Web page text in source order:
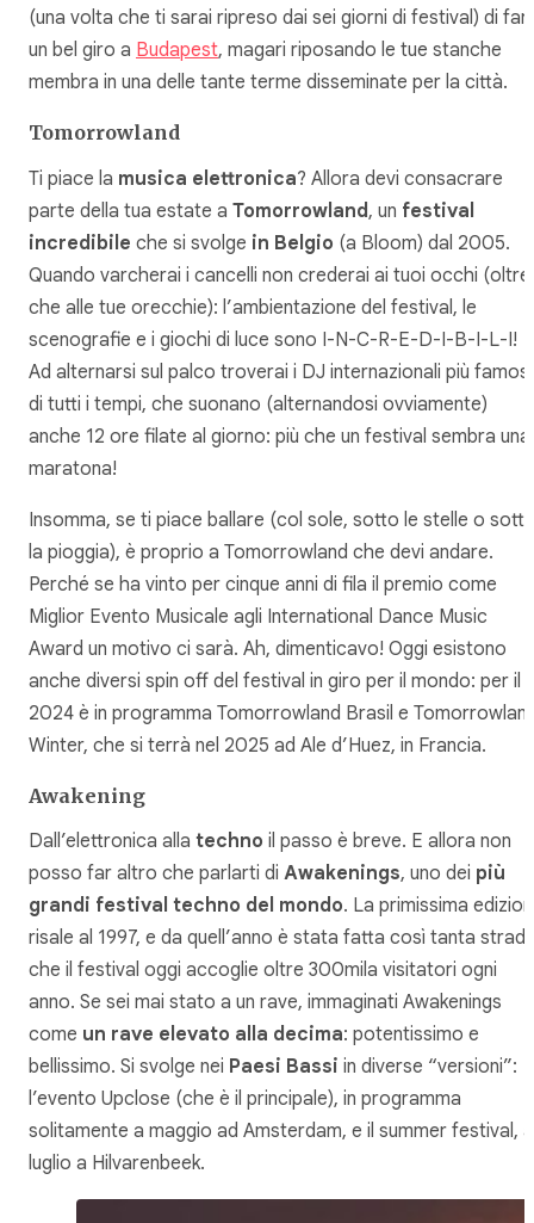
(una volta che ti sarai ripreso dai sei giorni di festival) di
un bel giro a Budapest, magari riposando le tue stanche
membra in una delle tante terme disseminate per la città.
Tomorrowland
Ti piace la musica elettronica? Allora devi consacrare
parte della tua estate a Tomorrowland , un festival
incredibile che si svolge in Belgio (a Bloom) dal 2005.
Quando varcherai i cancelli non crederai ai tuoi occhi (oltre
che alle tue orecchie): l’ambientazione del festival, le
scenografie e i giochi di luce sono I-N-C-R-E-D-I-B-I-L-I!
Ad alternarsi sul palco troverai i DJ internazionali più famosi
di tutti i tempi, che suonano (alternandosi ovviamente)
anche 12 ore filate al giorno: più che un festival sembra una
maratona!
Insomma, se ti piace ballare (col sole, sotto le stelle o
la pioggia), è proprio a Tomorrowland che devi andare.
Perché se ha vinto per cinque anni di fila il premio come
Miglior Evento Musicale agli International Dance Music
Award un motivo ci sarà. Ah, dimenticavo! Oggi esistono
anche diversi spin off del festival in giro per il mondo: per il
2024 è in programma Tomorrowland Brasil e
Winter, che si terrà nel 2025 ad Ale d’Huez, in Francia.
Awakening
Dall’elettronica alla techno il passo è breve. E allora non
posso far altro che parlarti di Awakenings, uno dei più
grandi festival techno del mondo. La primissima
risale al 1997, e da quell’anno è stata fatta così tanta
che il festival oggi accoglie oltre 300mila visitatori ogni
anno. Se sei mai stato a un rave, immaginati Awakenings
come un rave elevato alla decima: potentissimo e
bellissimo. Si svolge nei Paesi Bassi in diverse “versioni”:
l’evento Upclose (che è il principale), in programma
solitamente a maggio ad Amsterdam, e il summer festival, a
luglio a Hilvarenbeek.